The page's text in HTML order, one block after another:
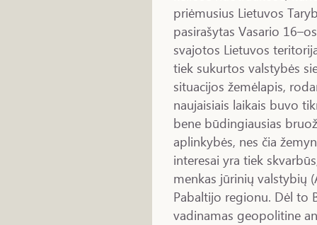
priėmusius Lietuvos
pasirašytas Vasario
svajotos Lietuvos
tiek sukurtos valstybės
situacijos žemėlapis,
naujaisiais laikais buvo
bene būdingiausias
aplinkybės, nes čia
interesai yra tiek
menkas jūrinių valstybių
Pabaltijo regionu. Dėl to
vadinamas geopolitine